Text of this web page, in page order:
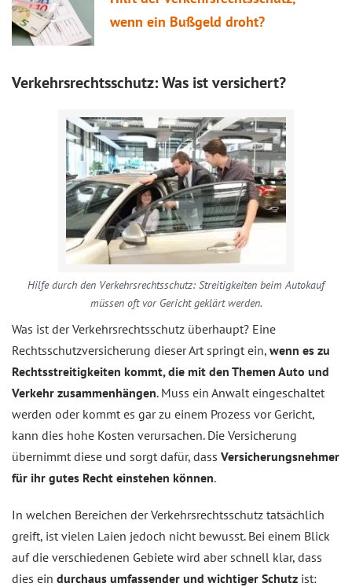
wenn ein Bußgeld droht?
Verkehrsrechtsschutz: Was ist versichert?
Hilfe durch den Verkehrsrechtsschutz: Streitigkeiten beim Autokauf
müssen oft vor Gericht geklärt werden.
Was ist der Verkehrsrechtsschutz überhaupt? Eine
Rechtsschutzversicherung dieser Art springt ein, wenn es zu
Rechtsstreitigkeiten kommt, die mit den Themen Auto und
Verkehr zusammenhängen. Muss ein Anwalt eingeschaltet
werden oder kommt es gar zu einem Prozess vor Gericht,
kann dies hohe Kosten verursachen. Die Versicherung
übernimmt diese und sorgt dafür, dass Versicherungsnehmer
für ihr gutes Recht einstehen können.
In welchen Bereichen der Verkehrsrechtsschutz tatsächlich
greift, ist vielen Laien jedoch nicht bewusst. Bei einem Blick
auf die verschiedenen Gebiete wird aber schnell klar, dass
dies ein durchaus umfassender und wichtiger Schutz ist: